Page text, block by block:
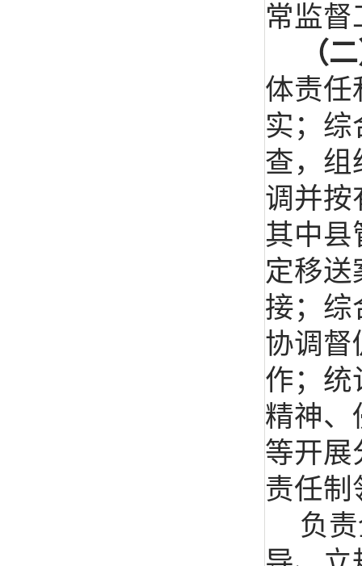
常监
（
体责任
实；综
查，组
调并按
其中县
定移
接；综
协调督
作；统
精神、
等开展
责任制
负